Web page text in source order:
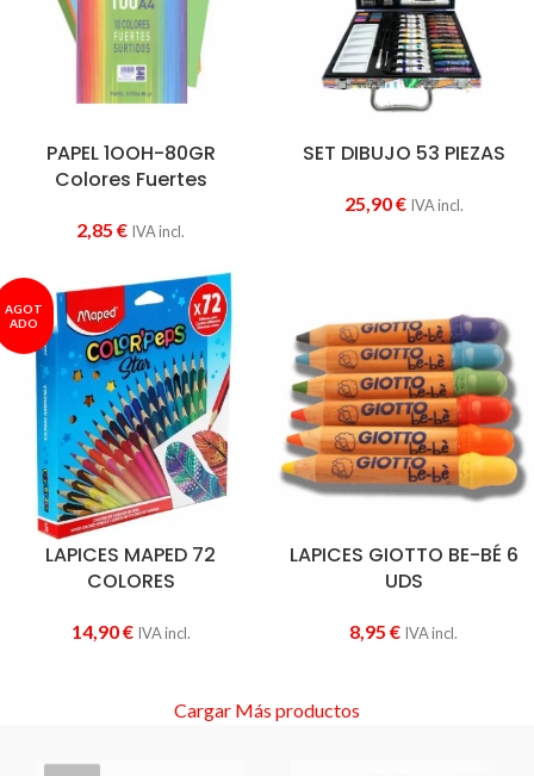
PAPEL 1OOH-80GR
Colores Fuertes
2,85 € IVA incl.
SET DIBUJO 53 PIEZAS
25,90€ IVA incl.
AGOT
ADO
LAPICES MAPED 72
COLORES
14,90€ IVA incl.
LAPICES GIOTTO BE-BÉ 6
UDS
8,95 € IVA incl.
Cargar Más productos